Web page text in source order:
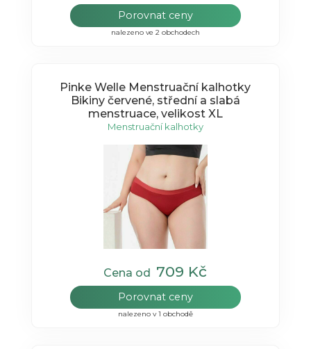
Porovnat ceny
nalezeno ve 2 obchodech
Pinke Welle Menstruační kalhotky
Bikiny červené, střední a slabá
menstruace, velikost XL
Menstruační kalhotky
Cena od 709 Kč
Porovnat ceny
nalezeno v 1 obchodě